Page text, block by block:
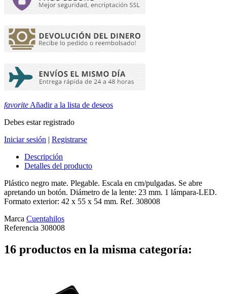
favorite Añadir a la lista de deseos
Debes estar registrado
Iniciar sesión | Registrarse
Descripción
Detalles del producto
Plástico negro mate. Plegable. Escala en cm/pulgadas. Se abre
apretando un botón. Diámetro de la lente: 23 mm. 1 lámpara-LED.
Formato exterior: 42 x 55 x 54 mm. Ref. 308008
Marca Cuentahilos
Referencia 308008
16 productos en la misma categoría: